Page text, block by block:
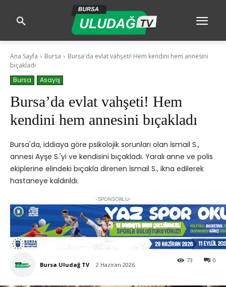
Ana Sayfa Bursa
Bursa'da evlat vahşeti! Hem kendini hem annesini
bıçakladı
Bursa
Asayiş
Bursa’da evlat vahşeti! Hem
kendini hem annesini bıçakladı
Bursa'da, iddiaya göre psikolojik sorunları olan İsmail S.,
annesi Ayşe S.'yi ve kendisini bıçakladı. Yaralı anne ve polis
ekiplerine elindeki bıçakla direnen İsmail S., ikna edilerek
hastaneye kaldırıldı.
-SPONSORLU-
Bursa Uludağ TV 2 Haziran 2026
0
73